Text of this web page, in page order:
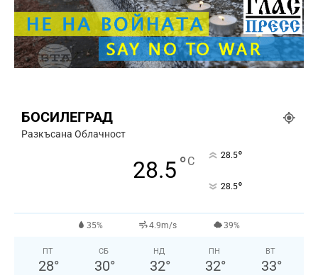
БОСИЛЕГРАД
Разкъсана Облачност
28.5°C 28.5°
28.5°
35% 4.9m/s 39%
ПТ
28°
СБ
30°
НД
32°
ПН
32°
ВТ
33°